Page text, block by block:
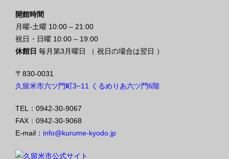
開館時間
月曜-土曜 10:00 – 21:00
祝日・日曜 10:00 – 19:00
休館日 毎月第3月曜日 （ 祝日の場合は翌日 ）
〒830-0031
久留米市六ツ門町3−11 くるめりあ六ツ門6階
TEL：0942-30-9067
FAX：0942-30-9068
E-mail： info@kurume-kyodo.jp